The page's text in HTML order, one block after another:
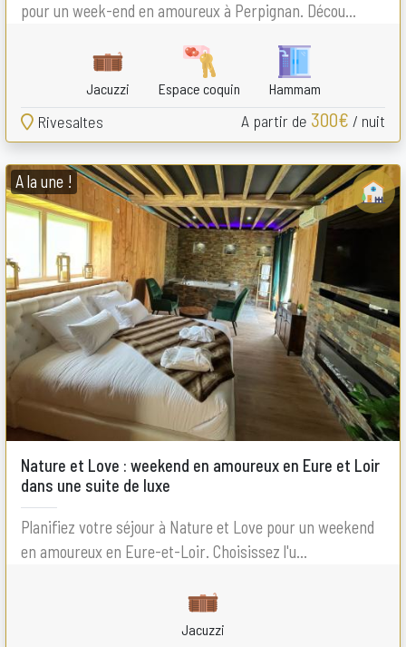
pour un week-end en amoureux à Perpignan. Décou...
Jacuzzi Espace coquin Hammam
Rivesaltes A partir de 300€ / nuit
Nature et Love : weekend en amoureux en Eure et Loir
dans une suite de luxe
A la une !
Planifiez votre séjour à Nature et Love pour un weekend
en amoureux en Eure-et-Loir. Choisissez l'u...
Jacuzzi